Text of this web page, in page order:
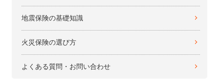
地震保険の基礎知識
火災保険の選び方
よくある質問・お問い合わせ